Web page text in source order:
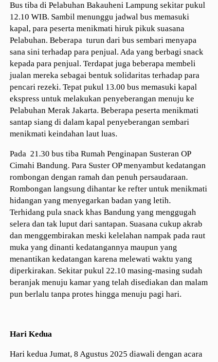
Bus tiba di Pelabuhan Bakauheni Lampung sekitar pukul
12.10 WIB. Sambil menunggu jadwal bus memasuki
kapal, para peserta menikmati hiruk pikuk suasana
Pelabuhan. Beberapa turun dari bus sembari menyapa
sana sini terhadap para penjual. Ada yang berbagi snack
kepada para penjual. Terdapat juga beberapa membeli
jualan mereka sebagai bentuk solidaritas terhadap para
pencari rezeki. Tepat pukul 13.00 bus memasuki kapal
ekspress untuk melakukan penyeberangan menuju ke
Pelabuhan Merak Jakarta. Beberapa peserta menikmati
santap siang di dalam kapal penyeberangan sembari
menikmati keindahan laut luas.
Pada 21.30 bus tiba Rumah Penginapan Susteran OP
Cimahi Bandung. Para Suster OP menyambut kedatangan
rombongan dengan ramah dan penuh persaudaraan.
Rombongan langsung dihantar ke refter untuk menikmati
hidangan yang menyegarkan badan yang letih.
Terhidang pula snack khas Bandung yang menggugah
selera dan tak luput dari santapan. Suasana cukup akrab
dan menggembirakan meski kelelahan nampak pada raut
muka yang dinanti kedatangannya maupun yang
menantikan kedatangan karena melewati waktu yang
diperkirakan. Sekitar pukul 22.10 masing-masing sudah
beranjak menuju kamar yang telah disediakan dan malam
pun berlalu tanpa protes hingga menuju pagi hari.
Hari Kedua
Hari kedua Jumat, 8 Agustus 2025 diawali dengan acara